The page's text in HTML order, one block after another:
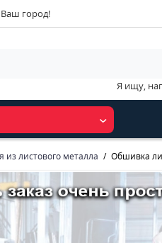
город!
Я ищу,
из листового металла Обшивка